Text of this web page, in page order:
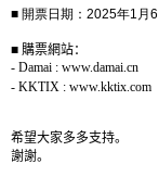
■ 開票日期： 2025年1 月6
■ 購票網站：
- Damai : www.damai.cn
- KKTIX : www.kktix.com
希望大家多多支持。
謝謝。